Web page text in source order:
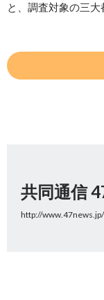
と、調査対象の三
共同通信
http://www.47news.jp/